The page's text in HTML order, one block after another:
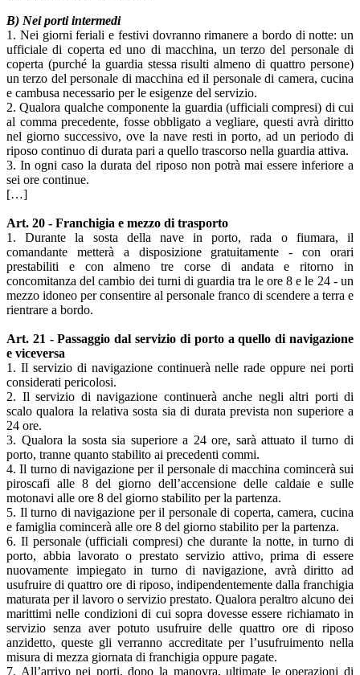
B) Nei porti intermedi
1. Nei giorni feriali e festivi dovranno rimanere a bordo di notte: un
ufficiale di coperta ed uno di macchina, un terzo del personale di
coperta (purché la guardia stessa risulti almeno di quattro persone)
un terzo del personale di macchina ed il personale di camera, cucina
e cambusa necessario per le esigenze del servizio.
2. Qualora qualche componente la guardia (ufficiali compresi) di cui
al comma precedente, fosse obbligato a vegliare, questi avrà diritto
nel giorno successivo, ove la nave resti in porto, ad un periodo di
riposo continuo di durata pari a quello trascorso nella guardia attiva.
3. In ogni caso la durata del riposo non potrà mai essere inferiore a
sei ore continue.
[…]
Art. 20 - Franchigia e mezzo di trasporto
1. Durante la sosta della nave in porto, rada o fiumara, il
comandante metterà a disposizione gratuitamente - con orari
prestabiliti e con almeno tre corse di andata e ritorno in
concomitanza del cambio dei turni di guardia tra le ore 8 e le 24 - un
mezzo idoneo per consentire al personale franco di scendere a terra e
rientrare a bordo.
Art. 21 - Passaggio dal servizio di porto a quello di navigazione
e viceversa
1. Il servizio di navigazione continuerà nelle rade oppure nei porti
considerati pericolosi.
2. Il servizio di navigazione continuerà anche negli altri porti di
scalo qualora la relativa sosta sia di durata prevista non superiore a
24 ore.
3. Qualora la sosta sia superiore a 24 ore, sarà attuato il turno di
porto, tranne quanto stabilito ai precedenti commi.
4. Il turno di navigazione per il personale di macchina comincerà sui
piroscafi alle 8 del giorno dell’accensione delle caldaie e sulle
motonavi alle ore 8 del giorno stabilito per la partenza.
5. Il turno di navigazione per il personale di coperta, camera, cucina
e famiglia comincerà alle ore 8 del giorno stabilito per la partenza.
6. Il personale (ufficiali compresi) che durante la notte, in turno di
porto, abbia lavorato o prestato servizio attivo, prima di essere
nuovamente impiegato in turno di navigazione, avrà diritto ad
usufruire di quattro ore di riposo, indipendentemente dalla franchigia
maturata per il lavoro o servizio prestato. Qualora peraltro alcuno dei
marittimi nelle condizioni di cui sopra dovesse essere richiamato in
servizio senza aver potuto usufruire delle quattro ore di riposo
anzidetto, queste gli verranno accreditate per l’usufruimento nella
misura di mezza giornata di franchigia oppure pagate.
7. All’arrivo nei porti, dopo la manovra, ultimate le operazioni di